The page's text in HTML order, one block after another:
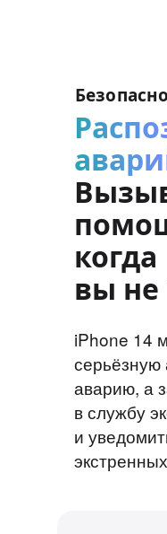
когда
вы
iPhone 14
аварию, а
в службу
и